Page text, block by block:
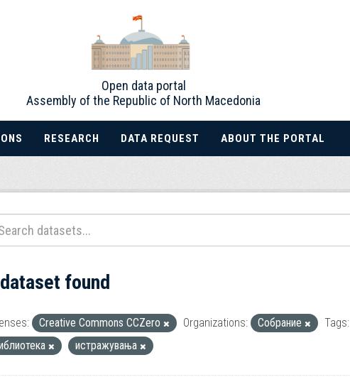
Open data portal
Assembly of the Republic of North Macedonia
RESEARCH DATA REQUEST ABOUT THE PORTAL
found
Creative Commons CCZero Organizations: Собрание
Tags:
истражувања